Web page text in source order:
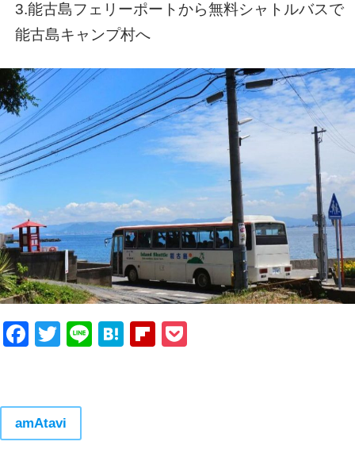
3.能古島フェリーポートから無料シャトルバスで
能古島キャンプ村へ
Facebook
Twitter
LineHatenaFlipboard
amAtavi